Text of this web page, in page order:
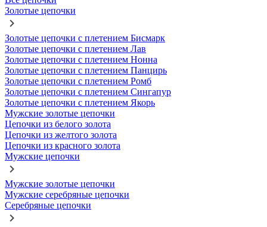
Золотые цепочки
Золотые цепочки с плетением Бисмарк
Золотые цепочки с плетением Лав
Золотые цепочки с плетением Нонна
Золотые цепочки с плетением Панцирь
Золотые цепочки с плетением Ромб
Золотые цепочки с плетением Сингапур
Золотые цепочки с плетением Якорь
Мужские золотые цепочки
Цепочки из белого золота
Цепочки из желтого золота
Цепочки из красного золота
Мужские цепочки
Мужские золотые цепочки
Мужские серебряные цепочки
Серебряные цепочки